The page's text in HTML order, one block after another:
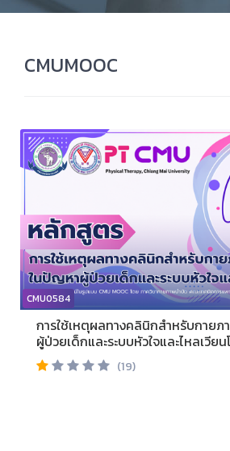
CMUMOOC
CMU0584
การใช้เหตุผลทางคลินิกสำหรับกาย
ผู้ป่วยเด็กและระบบหัวใจและไหลเวี
Reasoning for Physical Therapy
Cardiopulmonary System
(19)